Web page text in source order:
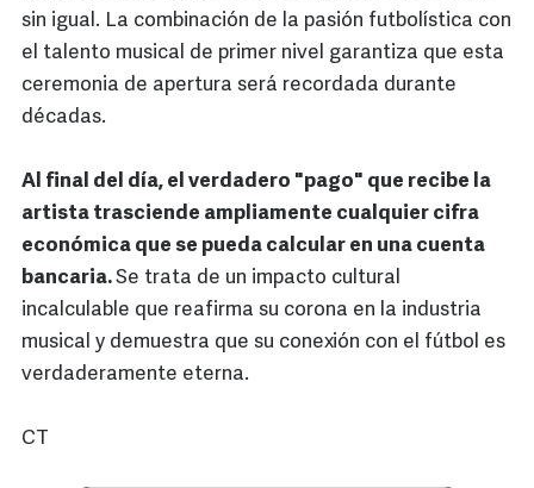
sin igual. La combinación de la pasión futbolística con
el talento musical de primer nivel garantiza que esta
ceremonia de apertura será recordada durante
décadas.
Al final del día, el verdadero "pago" que recibe la
artista trasciende ampliamente cualquier cifra
económica que se pueda calcular en una cuenta
bancaria.Se trata de un impacto cultural
incalculable que reafirma su corona en la industria
musical y demuestra que su conexión con el fútbol es
verdaderamente eterna.
CT